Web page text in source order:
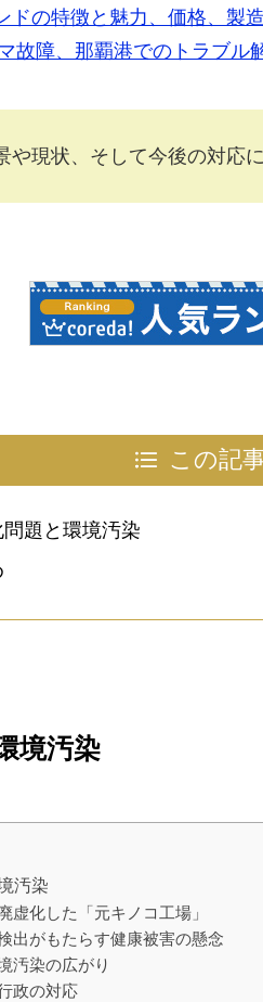
ドの特徴と魅力、価格、製
故障、那覇港でのトラブル
や現状、そして今後の対応
この記
問題と環境汚染
境汚染
汚染
虚化した「元キノコ工場」
出がもたらす健康被害の懸念
汚染の広がり
政の対応